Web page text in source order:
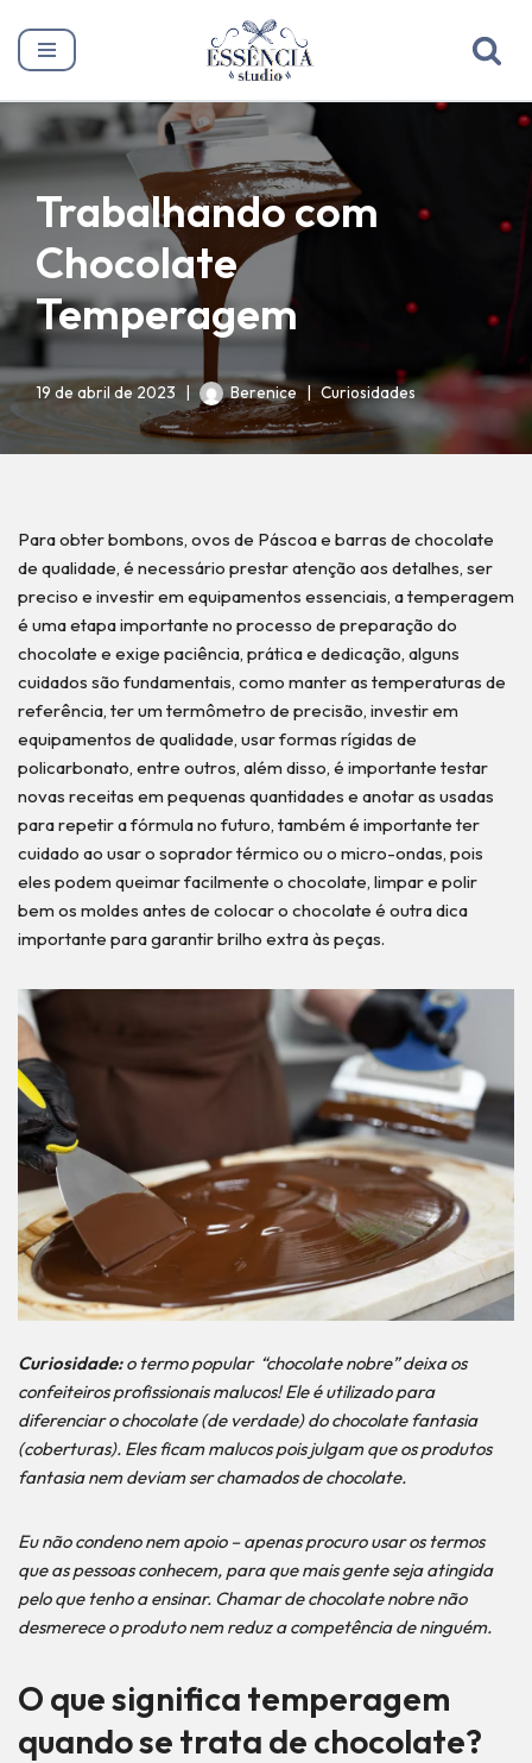
Pular
conteúdo
Trabalhando com
Chocolate
Temperagem
19 de abril de 2023 Berenice Curiosidades
Para obter bombons, ovos de Páscoa e barras de chocolate
de qualidade, é necessário prestar atenção aos detalhes, ser
preciso e investir em equipamentos essenciais, a temperagem
é uma etapa importante no processo de preparação do
chocolate e exige paciência, prática e dedicação, alguns
cuidados são fundamentais, como manter as temperaturas de
referência, ter um termômetro de precisão, investir em
equipamentos de qualidade, usar formas rígidas de
policarbonato, entre outros, além disso, é importante testar
novas receitas em pequenas quantidades e anotar as usadas
para repetir a fórmula no futuro, também é importante ter
cuidado ao usar o soprador térmico ou o micro-ondas, pois
eles podem queimar facilmente o chocolate, limpar e polir
bem os moldes antes de colocar o chocolate é outra dica
importante para garantir brilho extra às peças.
Curiosidade:o termo popular “chocolate nobre” deixa os
confeiteiros profissionais malucos! Ele é utilizado para
diferenciar o chocolate (de verdade) do chocolate fantasia
(coberturas). Eles ficam malucos pois julgam que os produtos
fantasia nem deviam ser chamados de chocolate.
Eu não condeno nem apoio – apenas procuro usar os termos
que as pessoas conhecem, para que mais gente seja atingida
pelo que tenho a ensinar. Chamar de chocolate nobre não
desmerece o produto nem reduz a competência de ninguém.
O que significa temperagem
quando se trata de chocolate?